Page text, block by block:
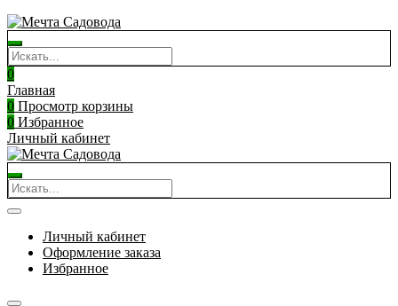
0
Главная
0 Просмотр корзины
0 Избранное
Личный кабинет
Личный кабинет
Оформление заказа
Избранное